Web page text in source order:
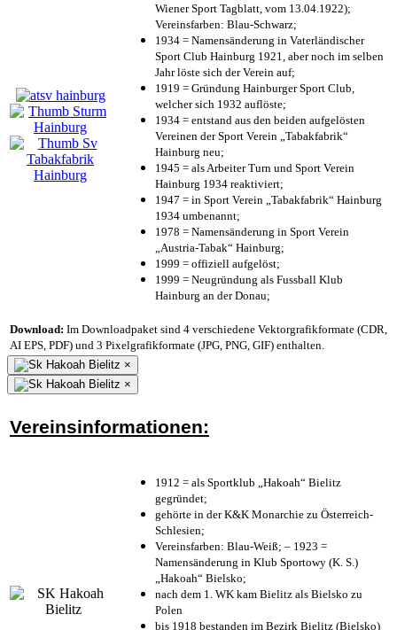
Wiener Sport Tagblatt, vom 13.04.1922);
Vereinsfarben: Blau-Schwarz;
1934 = Namensänderung in Vaterländischer
Sport Club Hainburg 1921, aber noch im selben
Jahr löste sich der Verein auf;
1919 = Gründung Hainburger Sport Club,
welcher sich 1932 auflöste;
1934 = entstand aus den beiden aufgelösten
Vereinen der Sport Verein „Tabakfabrik“
Hainburg neu;
1945 = als Arbeiter Turn und Sport Verein
Hainburg 1934 reaktiviert;
1947 = in Sport Verein „Tabakfabrik“ Hainburg
1934 umbenannt;
1978 = Namensänderung in Sport Verein
„Austria-Tabak“ Hainburg;
1999 = offiziell aufgelöst;
1999 = Neugründung als Fussball Klub
Hainburg an der Donau;
Download: Im Downloadpaket sind 4 verschiedene Vektorgrafikformate (CDR,
AI EPS, PDF) und 3 Pixelgrafikformate (JPG, PNG, GIF) enthalten.
×
×
Vereinsinformationen:
1912 = als Sportklub „Hakoah“ Bielitz
gegründet;
gehörte in der K&K Monarchie zu Österreich-
Schlesien;
Vereinsfarben: Blau-Weiß; – 1923 =
Namensänderung in Klub Sportowy (K. S.)
„Hakoah“ Bielsko;
nach dem 1. WK kam Bielitz als Bielsko zu
Polen
bis 1918 bestanden im Bezirk Bielitz (Bielsko)